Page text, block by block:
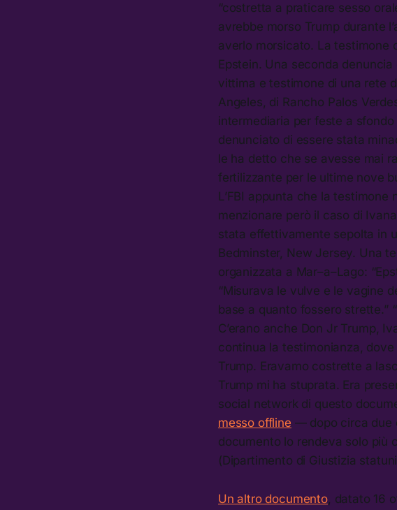
“costretta a praticare sesso
avrebbe morso Trump durante
averlo morsicato. La testimone
Epstein. Una seconda
vittima e testimone di una rete
Angeles, di Rancho Palos
intermediaria per feste a
denunciato di essere stata
le ha detto che se avesse mai
fertilizzante per le ultime nove
L’FBI appunta che la
menzionare però il caso di
stata effettivamente sepolta in
Bedminster, New Jersey. Una
organizzata a Mar–a–Lago:
“Misurava le vulve e le vagine
base a quanto fossero strette.”
C’erano anche Don Jr Trump,
continua la testimonianza,
Trump. Eravamo costrette a
Trump mi ha stuprata. Era
social network di questo
messo offline — dopo circa due
documento lo rendeva solo più
(Dipartimento di Giustizia
Un altro documento, datato 16